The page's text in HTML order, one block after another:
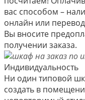
вас способом –
онлайн или
Вы вносите
получении заказа.
Индивидуальность
Ни один типовой
создать в